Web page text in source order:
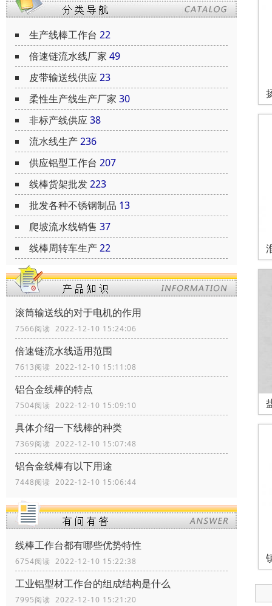
生产线棒工作台 22
倍速链流水线厂家 49
皮带输送线供应23
柔性生产线生产厂家 30
非标产线供应38
流水线生产236
供应铝型工作台 207
线棒货架批发223
批发各种不锈钢制品 13
爬坡流水线销售 37
线棒周转车生产22
滚筒输送线的对于电机的作用
7566阅读 2022-12-10 15:24:06
倍速链流水线适用范围
7613阅读 2022-12-10 15:11:08
铝合金线棒的特点
7504阅读 2022-12-10 15:09:10
具体介绍一下线棒的种类
7369阅读 2022-12-10 15:07:48
铝合金线棒有以下用途
7448阅读 2022-12-10 15:06:44
线棒工作台都有哪些优势特性
6754阅读 2022-12-10 15:22:38
工业铝型材工作台的组成结构是什么
7995阅读 2022-12-10 15:21:20